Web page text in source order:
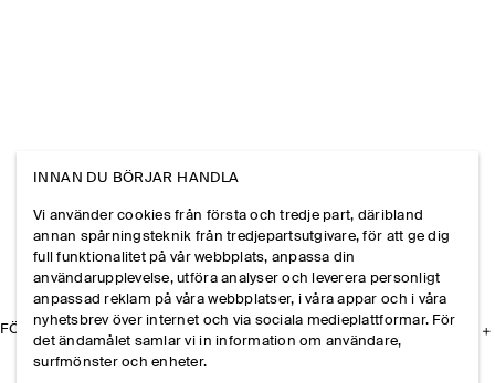
FÖRETAGET
INNAN DU BÖRJAR HANDLA
Vi använder cookies från första och tredje part, däribland
annan spårningsteknik från tredjepartsutgivare, för att ge dig
full funktionalitet på vår webbplats, anpassa din
användarupplevelse, utföra analyser och leverera personligt
anpassad reklam på våra webbplatser, i våra appar och i våra
nyhetsbrev över internet och via sociala medieplattformar. För
det ändamålet samlar vi in information om användare,
surfmönster och enheter.